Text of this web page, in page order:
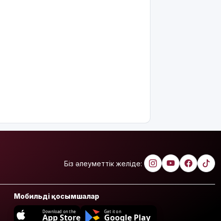
Біз әлеуметтік желіде:
Мобильді қосымшалар
Download on the
App Store
Get it on
Google Play